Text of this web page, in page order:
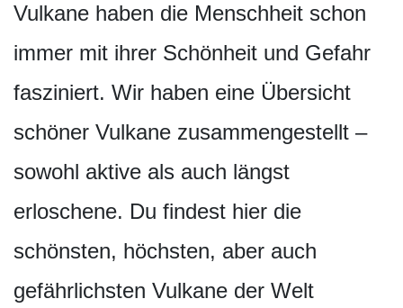
Vulkane haben die Menschheit schon
immer mit ihrer Schönheit und Gefahr
fasziniert. Wir haben eine Übersicht
schöner Vulkane zusammengestellt –
sowohl aktive als auch längst
erloschene. Du findest hier die
schönsten, höchsten, aber auch
gefährlichsten Vulkane der Welt